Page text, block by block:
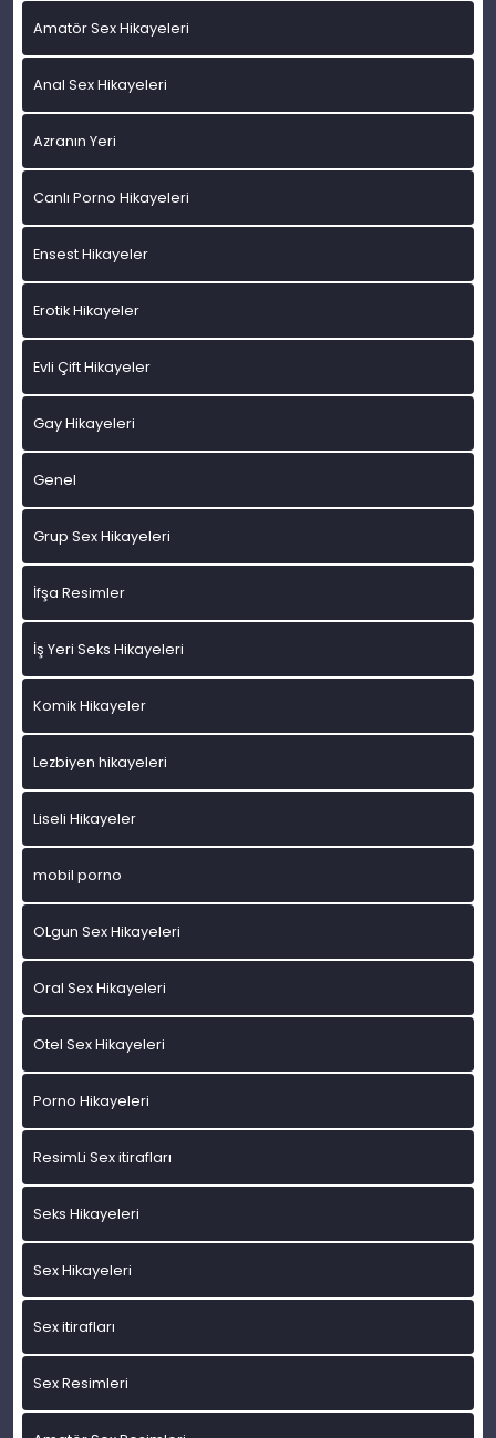
Amatör Sex Hikayeleri
Anal Sex Hikayeleri
Azranın Yeri
Canlı Porno Hikayeleri
Ensest Hikayeler
Erotik Hikayeler
Evli Çift Hikayeler
Gay Hikayeleri
Genel
Grup Sex Hikayeleri
İfşa Resimler
İş Yeri Seks Hikayeleri
Komik Hikayeler
Lezbiyen hikayeleri
Liseli Hikayeler
mobil porno
OLgun Sex Hikayeleri
Oral Sex Hikayeleri
Otel Sex Hikayeleri
Porno Hikayeleri
ResimLi Sex itirafları
Seks Hikayeleri
Sex Hikayeleri
Sex itirafları
Sex Resimleri